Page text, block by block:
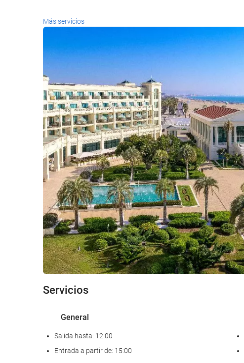
Comida y bebida
Bar
Piscina
Piscina infantil
Acceso a Internet
Wifi gratis
Más servicios
Servicios
General
Salida hasta: 12:00
Entrada a partir de: 15:00